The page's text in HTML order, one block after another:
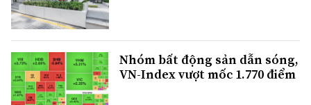
Nhóm bất động sản dẫn sóng,
VN-Index vượt mốc 1.770 điểm